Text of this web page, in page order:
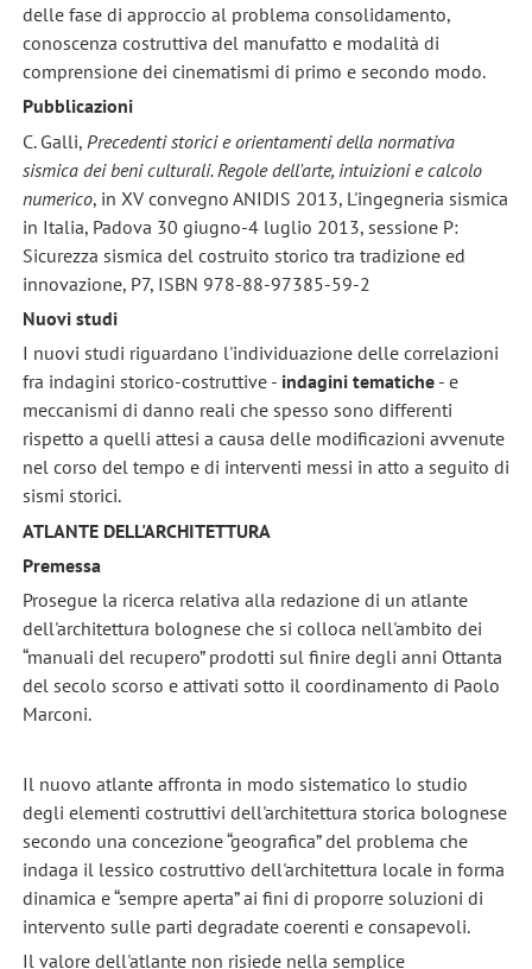
delle fase di approccio al problema consolidamento,
conoscenza costruttiva del manufatto e modalità di
comprensione dei cinematismi di primo e secondo modo.
Pubblicazioni
C. Galli, Precedenti storici e orientamenti della normativa
sismica dei beni culturali. Regole dell'arte, intuizioni e calcolo
numerico, in XV convegno ANIDIS 2013, L'ingegneria sismica
in Italia, Padova 30 giugno-4 luglio 2013, sessione P:
Sicurezza sismica del costruito storico tra tradizione ed
innovazione, P7, ISBN 978-88-97385-59-2
Nuovi studi
I nuovi studi riguardano l'individuazione delle correlazioni
fra indagini storico-costruttive - indagini tematiche- e
meccanismi di danno reali che spesso sono differenti
rispetto a quelli attesi a causa delle modificazioni avvenute
nel corso del tempo e di interventi messi in atto a seguito di
sismi storici.
ATLANTE DELL'ARCHITETTURA
Premessa
Prosegue la ricerca relativa alla redazione di un atlante
dell'architettura bolognese che si colloca nell'ambito dei
“manuali del recupero” prodotti sul finire degli anni Ottanta
del secolo scorso e attivati sotto il coordinamento di Paolo
Marconi.
Il nuovo atlante affronta in modo sistematico lo studio
degli elementi costruttivi dell'architettura storica bolognese
secondo una concezione “geografica” del problema che
indaga il lessico costruttivo dell'architettura locale in forma
dinamica e “sempre aperta” ai fini di proporre soluzioni di
intervento sulle parti degradate coerenti e consapevoli.
Il valore dell'atlante non risiede nella semplice